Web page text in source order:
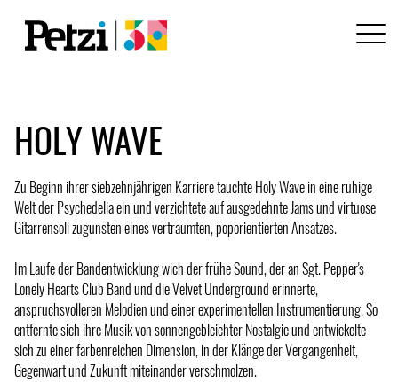
HOLY WAVE
Zu Beginn ihrer siebzehnjährigen Karriere tauchte Holy Wave in eine ruhige
Welt der Psychedelia ein und verzichtete auf ausgedehnte Jams und virtuose
Gitarrensoli zugunsten eines verträumten, poporientierten Ansatzes.
Im Laufe der Bandentwicklung wich der frühe Sound, der an Sgt. Pepper's
Lonely Hearts Club Band und die Velvet Underground erinnerte,
anspruchsvolleren Melodien und einer experimentellen Instrumentierung. So
entfernte sich ihre Musik von sonnengebleichter Nostalgie und entwickelte
sich zu einer farbenreichen Dimension, in der Klänge der Vergangenheit,
Gegenwart und Zukunft miteinander verschmolzen.